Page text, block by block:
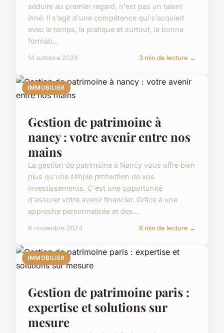
séduire au premier regard, n'est pas un talent
inné. Il s'agit d'une compétence qui s'acquiert
avec le temps, la pratique et surtout, la bonne
formati...
14 octobre 2024 3 min de lecture →
IMMOBILIER
Gestion de patrimoine à
nancy : votre avenir entre nos
mains
La gestion de patrimoine à Nancy vous offre bien
plus qu'une simple protection de vos
investissements. C'est une opportunité
d'assurer votre avenir financier. Grâce à une
approche personnalisée et des...
6 novembre 2024 8 min de lecture →
IMMOBILIER
Gestion de patrimoine paris :
expertise et solutions sur
mesure